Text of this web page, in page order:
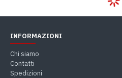
INFORMAZIONI
Chi siamo
Contatti
Spedizioni